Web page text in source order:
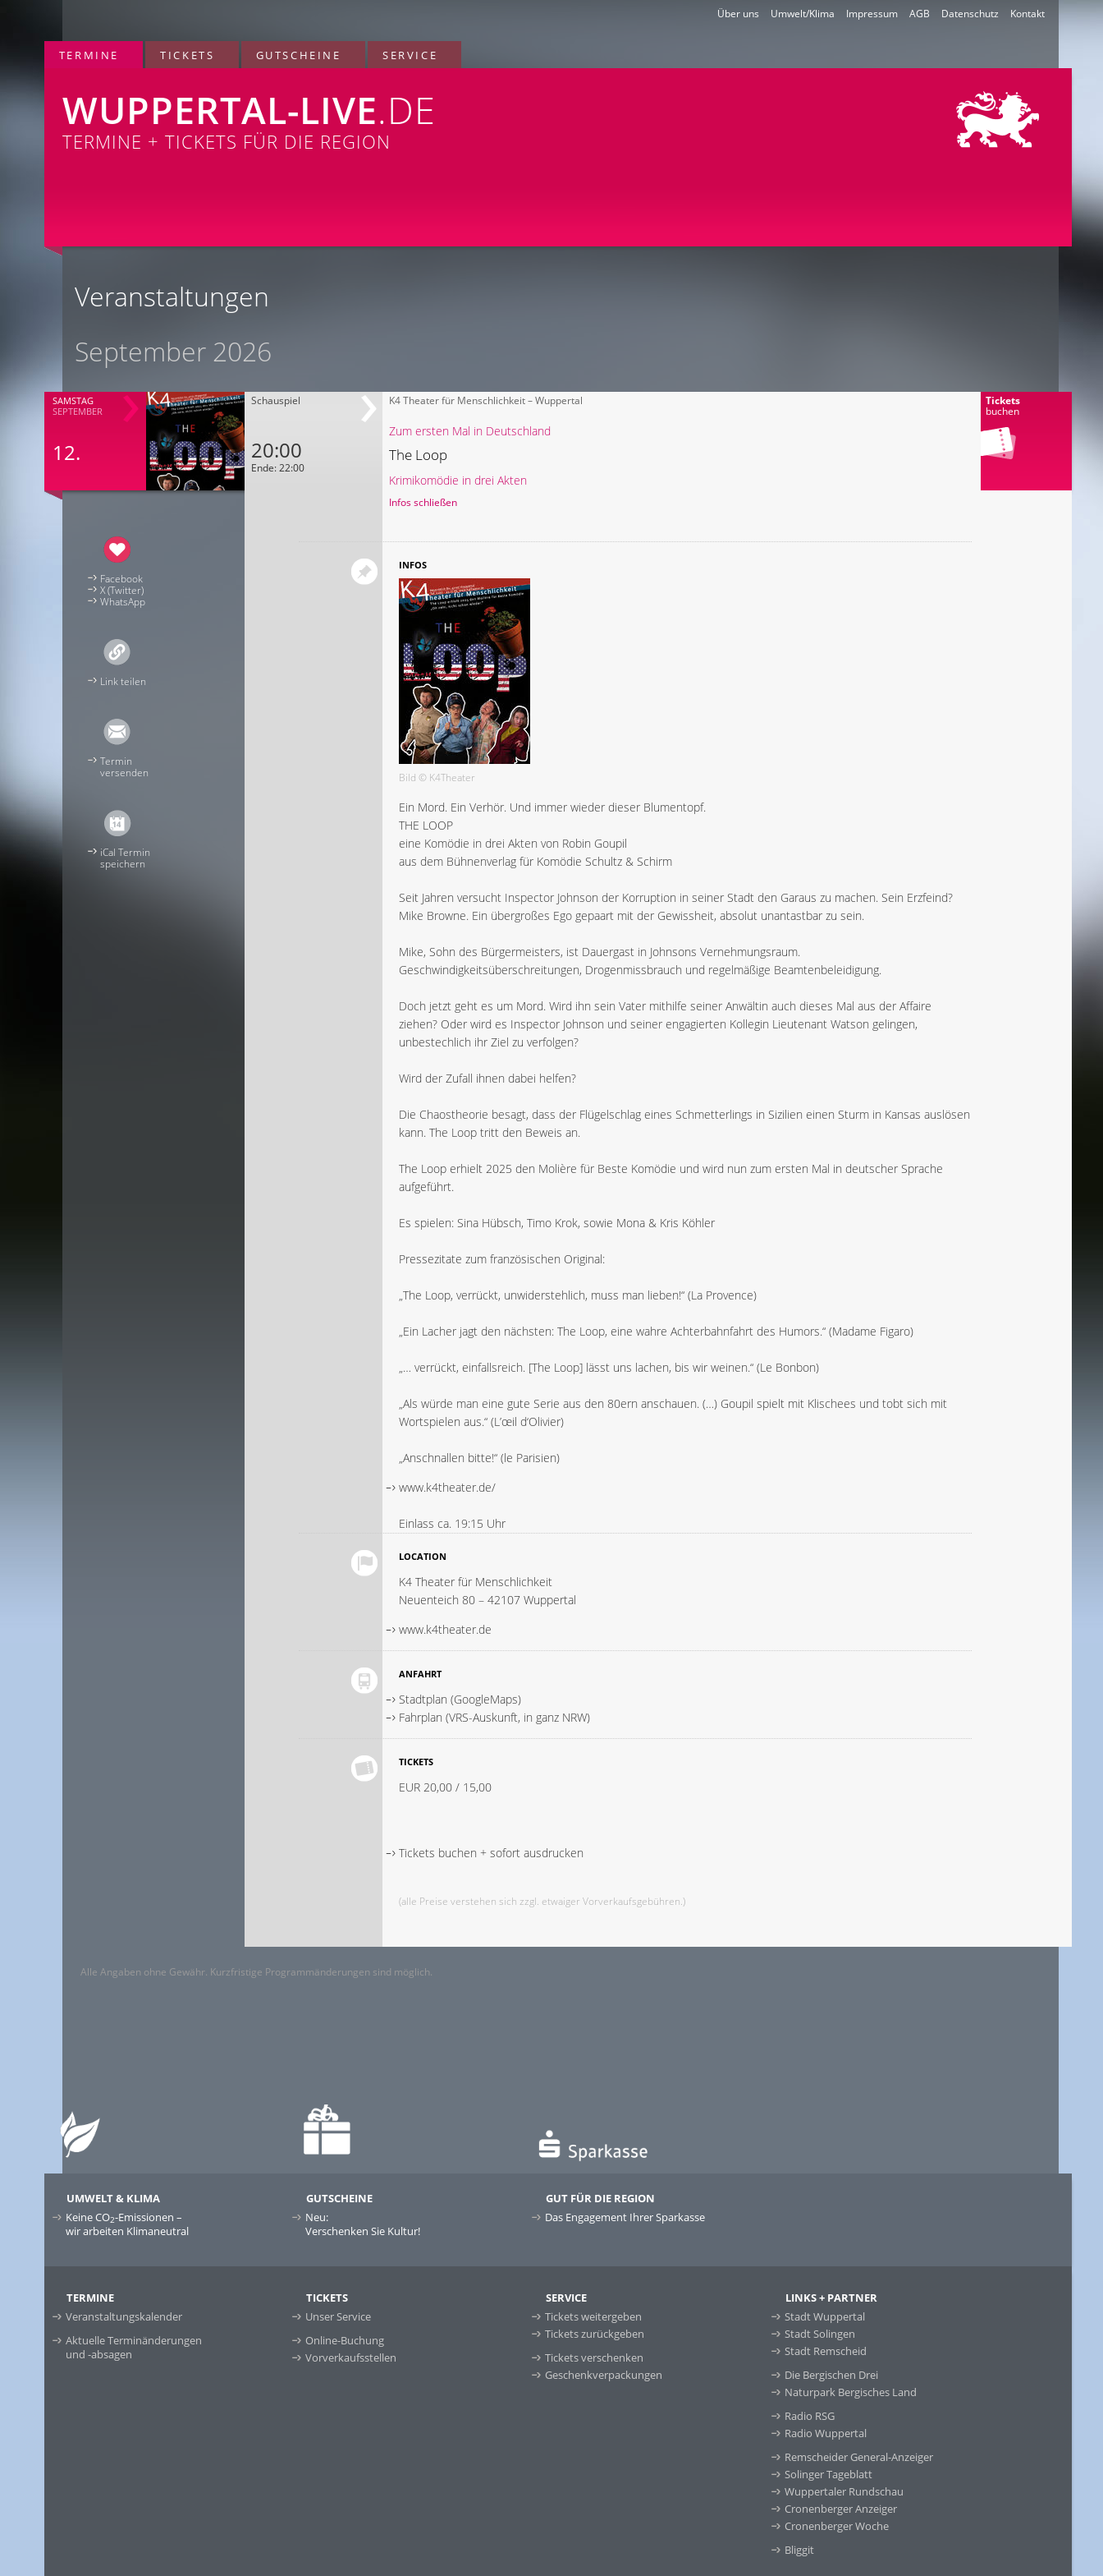
Kontakt
Datenschutz
AGB
Impressum
Umwelt/Klima
Über uns
TERMINE TICKETS GUTSCHEINE SERVICE
WUPPERTAL-LIVE.DE
TERMINE + TICKETS FÜR DIE REGION
Veranstaltungen
September 2026
SAMSTAG
SEPTEMBER
12.
Schauspiel
20:00
Ende: 22:00
Tickets
buchen
K4 Theater für Menschlichkeit – Wuppertal
Zum ersten Mal in Deutschland
The Loop
Krimikomödie in drei Akten
Infos schließen
Facebook
X (Twitter)
WhatsApp
Link teilen
Termin
versenden
iCal Termin
speichern
INFOS
Bild © K4Theater
Ein Mord. Ein Verhör. Und immer wieder dieser Blumentopf.
THE LOOP
eine Komödie in drei Akten von Robin Goupil
aus dem Bühnenverlag für Komödie Schultz & Schirm
Seit Jahren versucht Inspector Johnson der Korruption in seiner Stadt den Garaus zu machen. Sein Erzfeind?
Mike Browne. Ein übergroßes Ego gepaart mit der Gewissheit, absolut unantastbar zu sein.
Mike, Sohn des Bürgermeisters, ist Dauergast in Johnsons Vernehmungsraum.
Geschwindigkeitsüberschreitungen, Drogenmissbrauch und regelmäßige Beamtenbeleidigung.
Doch jetzt geht es um Mord. Wird ihn sein Vater mithilfe seiner Anwältin auch dieses Mal aus der Affaire
ziehen? Oder wird es Inspector Johnson und seiner engagierten Kollegin Lieutenant Watson gelingen,
unbestechlich ihr Ziel zu verfolgen?
Wird der Zufall ihnen dabei helfen?
Die Chaostheorie besagt, dass der Flügelschlag eines Schmetterlings in Sizilien einen Sturm in Kansas auslösen
kann. The Loop tritt den Beweis an.
The Loop erhielt 2025 den Molière für Beste Komödie und wird nun zum ersten Mal in deutscher Sprache
aufgeführt.
Es spielen: Sina Hübsch, Timo Krok, sowie Mona & Kris Köhler
Pressezitate zum französischen Original:
„The Loop, verrückt, unwiderstehlich, muss man lieben!“ (La Provence)
„Ein Lacher jagt den nächsten: The Loop, eine wahre Achterbahnfahrt des Humors.“ (Madame Figaro)
„… verrückt, einfallsreich. [The Loop] lässt uns lachen, bis wir weinen.“ (Le Bonbon)
„Als würde man eine gute Serie aus den 80ern anschauen. (…) Goupil spielt mit Klischees und tobt sich mit
Wortspielen aus.“ (L’œil d‘Olivier)
„Anschnallen bitte!“ (le Parisien)
www.k4theater.de/
Einlass ca. 19:15 Uhr
LOCATION
K4 Theater für Menschlichkeit
Neuenteich 80 – 42107 Wuppertal
www.k4theater.de
ANFAHRT
Stadtplan (GoogleMaps)
Fahrplan (VRS-Auskunft, in ganz NRW)
TICKETS
EUR 20,00 / 15,00
Tickets buchen + sofort ausdrucken
(alle Preise verstehen sich zzgl. etwaiger Vorverkaufsgebühren.)
Alle Angaben ohne Gewähr. Kurzfristige Programmänderungen sind möglich.
UMWELT & KLIMA
Keine CO2-Emissionen –
wir arbeiten Klimaneutral
GUTSCHEINE
Neu:
Verschenken Sie Kultur!
GUT FÜR DIE REGION
Das Engagement Ihrer Sparkasse
TERMINE
Veranstaltungskalender
Aktuelle Terminänderungen
und -absagen
TICKETS
Unser Service
Online-Buchung
Vorverkaufsstellen
SERVICE
Tickets weitergeben
Tickets zurückgeben
Tickets verschenken
Geschenkverpackungen
LINKS + PARTNER
Stadt Wuppertal
Stadt Solingen
Stadt Remscheid
Die Bergischen Drei
Naturpark Bergisches Land
Radio RSG
Radio Wuppertal
Remscheider General-Anzeiger
Solinger Tageblatt
Wuppertaler Rundschau
Cronenberger Anzeiger
Cronenberger Woche
Bliggit